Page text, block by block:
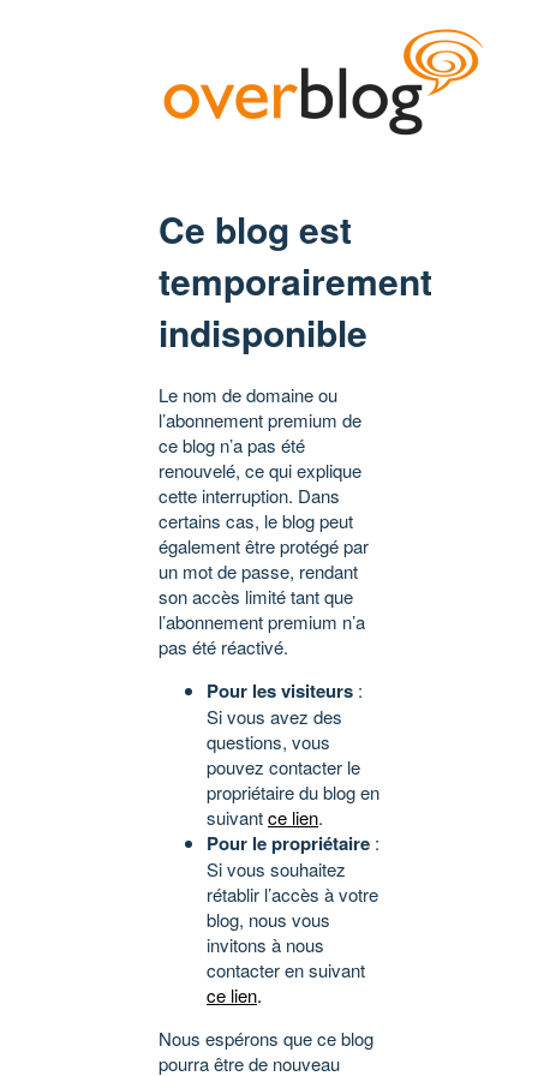
Ce blog est
temporairement
indisponible
Le nom de domaine ou
l’abonnement premium de
ce blog n’a pas été
renouvelé, ce qui explique
cette interruption. Dans
certains cas, le blog peut
également être protégé par
un mot de passe, rendant
son accès limité tant que
l’abonnement premium n’a
pas été réactivé.
Pour les visiteurs :
Si vous avez des
questions, vous
pouvez contacter le
propriétaire du blog en
suivantce lien.
Pour le propriétaire :
Si vous souhaitez
rétablir l’accès à votre
blog, nous vous
invitons à nous
contacter en suivant
ce lien.
Nous espérons que ce blog
pourra être de nouveau